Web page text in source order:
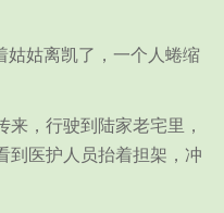
姑姑离凯了，一个人蜷缩
，行驶到陆家老宅里，
到医护人员抬着担架，冲